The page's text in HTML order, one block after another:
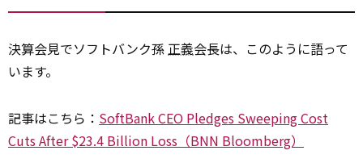
決算会見でソフトバンク孫正義会長は、このように語って
います。
記事はこちら： SoftBank CEO Pledges Sweeping Cost
Cuts After $23.4 Billion Loss（BNN Bloomberg）